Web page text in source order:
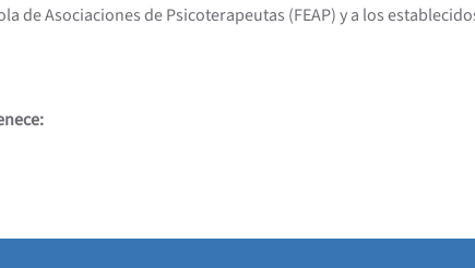
de Asociaciones de Psicoterapeutas (FEAP) y a los